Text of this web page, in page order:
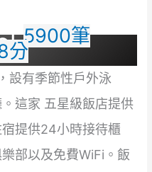
5900筆
分
設有季節性戶外泳
這家 五星級飯店提供
提供24小時接待櫃
部以及免費WiFi。飯